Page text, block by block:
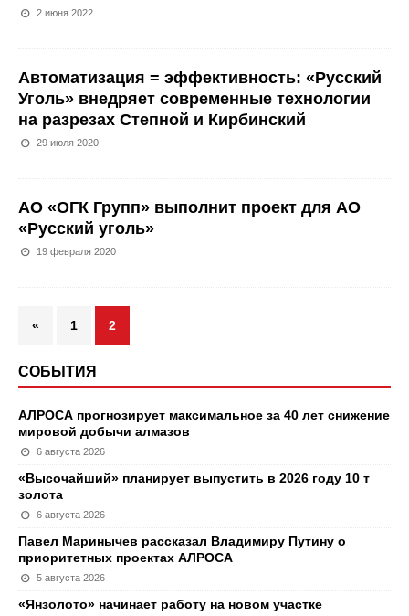
2 июня 2022
Автоматизация = эффективность: «Русский
Уголь» внедряет современные технологии
на разрезах Степной и Кирбинский
29 июля 2020
АО «ОГК Групп» выполнит проект для АО
«Русский уголь»
19 февраля 2020
« 1 2
СОБЫТИЯ
АЛРОСА прогнозирует максимальное за 40 лет снижение
мировой добычи алмазов
6 августа 2026
«Высочайший» планирует выпустить в 2026 году 10 т
золота
6 августа 2026
Павел Маринычев рассказал Владимиру Путину о
приоритетных проектах АЛРОСА
5 августа 2026
«Янзолото» начинает работу на новом участке